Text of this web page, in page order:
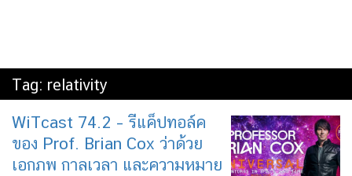
Tag: relativity
WiTcast 74.2 – รีแค็ปทอล์ค
ของ Prof. Brian Cox ว่าด้วย
เอกภพ กาลเวลา และความหมาย